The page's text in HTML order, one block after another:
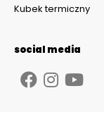
Kubek termiczny
social media